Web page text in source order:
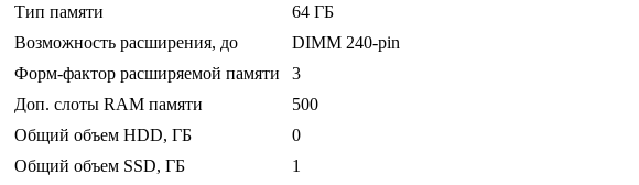
Тип памяти
64 ГБ
Возможность расширения, до
DIMM 240-pin
Форм-фактор расширяемой памяти
3
Доп. слоты RAM памяти
500
Общий объем HDD, ГБ
0
Общий объем SSD, ГБ
1